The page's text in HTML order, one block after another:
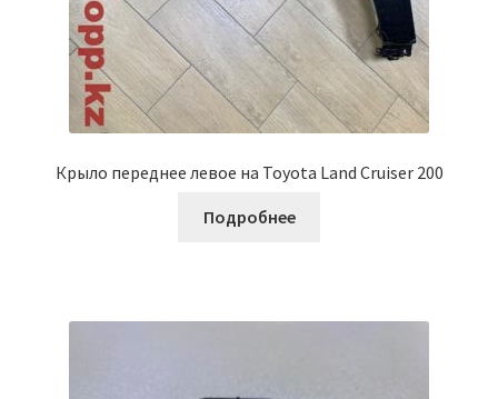
Крыло переднее левое на Toyota Land Cruiser 200
Подробнее